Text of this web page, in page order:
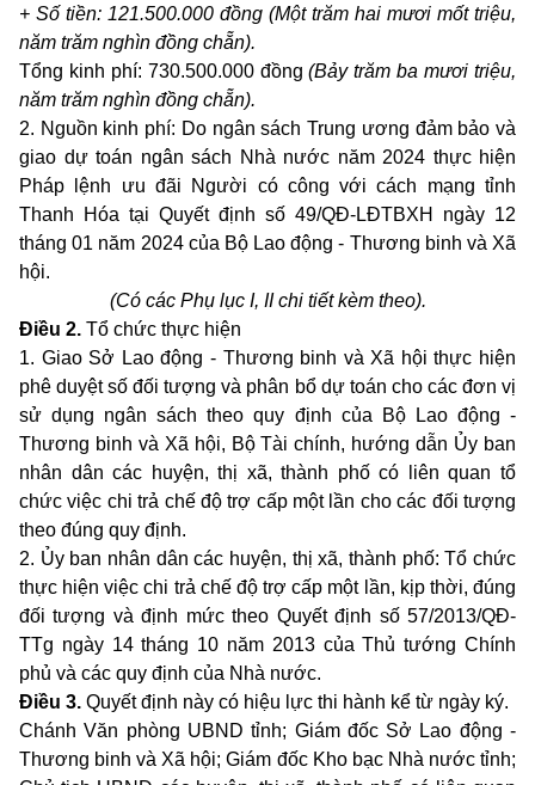
+ Số tiền: 121.500.000 đồng (Một trăm hai mươi mốt triệu,
năm trăm nghìn đồng chẵn).
Tổng kinh phí: 730.500.000 đồng(Bảy trăm ba mươi triệu,
năm trăm nghìn đồng chẵn).
2. Nguồn kinh phí: Do ngân sách Trung ương đảm bảo và
giao dự toán ngân sách Nhà nước năm 2024 thực hiện
Pháp lệnh ưu đãi Người có công với cách mạng tỉnh
Thanh Hóa tại Quyết định số 49/QĐ-LĐTBXH ngày 12
tháng 01 năm 2024 của Bộ Lao động - Thương binh và Xã
hội.
(Cócác Phụ lục I, II chi tiết kèm theo).
Điều 2. Tổ chức thực hiện
1. Giao Sở Lao động - Thương binh và Xã hội thực hiện
phê duyệt số đối tượng và phân bổ dự toán cho các đơn vị
sử dụng ngân sách theo quy định của Bộ Lao động -
Thương binh và Xã hội, Bộ Tài chính, hướng dẫn Ủy ban
nhân dân các huyện, thị xã, thành phố có liên quan tổ
chức việc chi trả chế độ trợ cấp một lần cho các đối tượng
theo đúng quy định.
2. Ủy ban nhân dân các huyện, thị xã, thành phố: Tổ chức
thực hiện việc chi trả chế độ trợ cấp một lần, kịp thời, đúng
đối tượng và định mức theo Quyết định số 57/2013/QĐ-
TTg ngày 14 tháng 10 năm 2013 của Thủ tướng Chính
phủ và các quy định của Nhà nước.
Điều 3. Quyết định này có hiệu lực thi hành kể từ ngày ký.
Chánh Văn phòng UBND tỉnh; Giám đốc Sở Lao động -
Thương binh và Xã hội; Giám đốc Kho bạc Nhà nước tỉnh;